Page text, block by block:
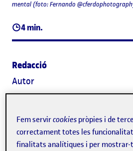
4 min.
mental (foto: Fernando
Redacció
Autor
mentalal llarg de la vida, segons
elaborats per l'OMS. De fet,a
Fem servircookies pròpies i de
correctament totes les
finalitats analítiques i per